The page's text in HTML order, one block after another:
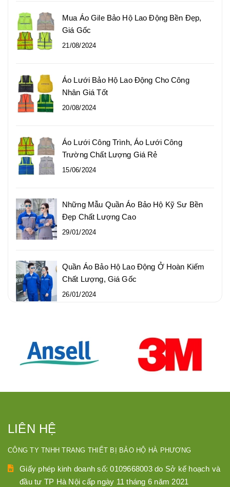
Mua Áo Gile Bảo Hộ Lao Động Bền Đẹp,
Giá Gốc
21/08/2024
Áo Lưới Bảo Hộ Lao Động Cho Công
Nhân Giá Tốt
20/08/2024
Áo Lưới Công Trình, Áo Lưới Công
Trường Chất Lượng Giá Rẻ
15/06/2024
Những Mẫu Quần Áo Bảo Hộ Kỹ Sư Bền
Đẹp Chất Lượng Cao
29/01/2024
Quần Áo Bảo Hộ Lao Động Ở Hoàn Kiếm
Chất Lượng, Giá Gốc
26/01/2024
LIÊN HỆ
CÔNG TY TNHH TRANG THIẾT BỊ BẢO HỘ HÀ PHƯƠNG
Giấy phép kinh doanh số: 0109668003 do Sở kế hoạch và
đầu tư TP Hà Nội cấp ngày 11 tháng 6 năm 2021